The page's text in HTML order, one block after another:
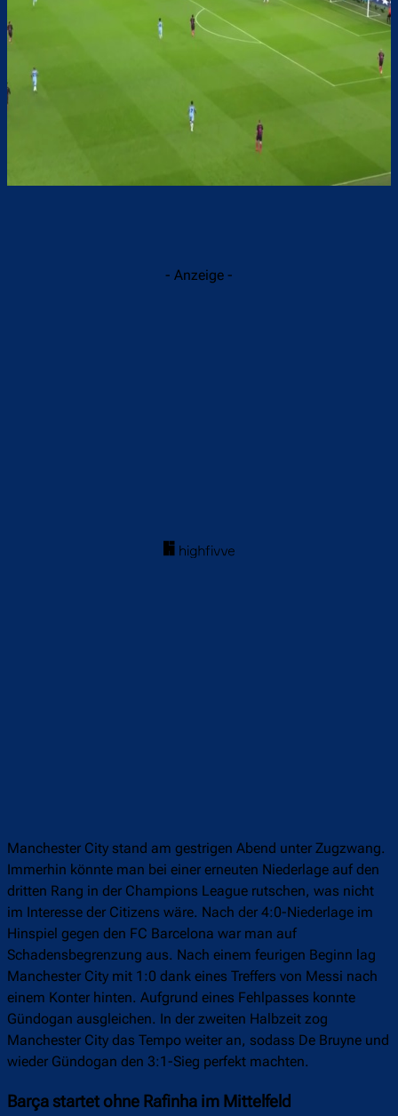
- Anzeige -
Manchester City stand am gestrigen Abend unter Zugzwang.
Immerhin könnte man bei einer erneuten Niederlage auf den
dritten Rang in der Champions League rutschen, was nicht
im Interesse der Citizens wäre. Nach der 4:0-Niederlage im
Hinspiel gegen den FC Barcelona war man auf
Schadensbegrenzung aus. Nach einem feurigen Beginn lag
Manchester City mit 1:0 dank eines Treffers von Messi nach
einem Konter hinten. Aufgrund eines Fehlpasses konnte
Gündogan ausgleichen. In der zweiten Halbzeit zog
Manchester City das Tempo weiter an, sodass De Bruyne und
wieder Gündogan den 3:1-Sieg perfekt machten.
Barça startet ohne Rafinha im Mittelfeld